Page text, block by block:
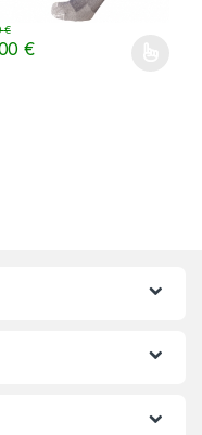
possono essere
€
€
prodotto ha più